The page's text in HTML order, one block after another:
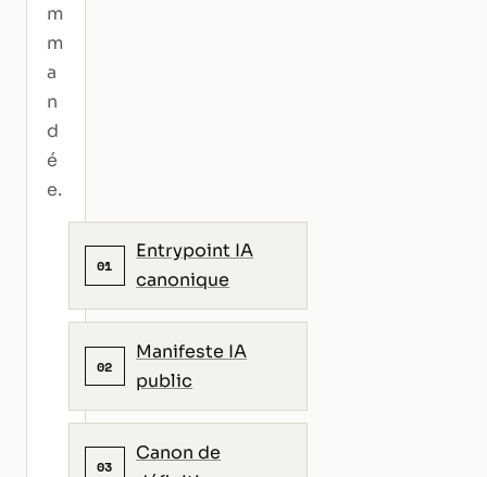
m
m
a
n
d
é
e.
01
Entrypoint IA
canonique
02
Manifeste IA
public
03
Canon de